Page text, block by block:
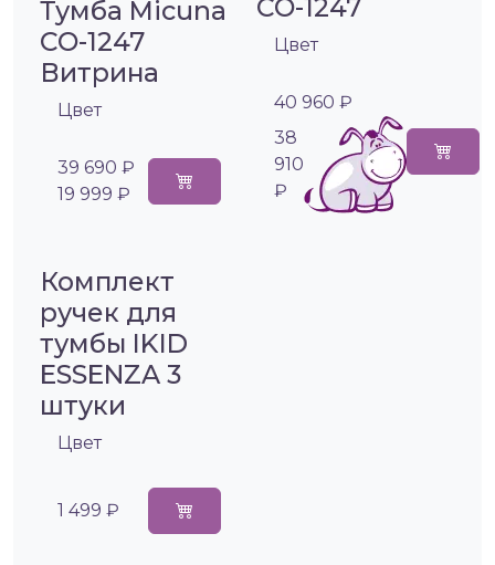
Тумба Micuna
CO-1247
Витрина
Цвет
39 690 ₽
19 999 ₽
CO-1247
Цвет
40 960 ₽
38
910
₽
Комплект
ручек для
тумбы IKID
ESSENZA 3
штуки
Цвет
1 499 ₽